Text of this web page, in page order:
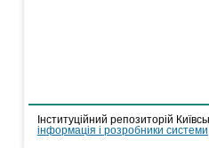
Інституційний репозиторій
інформація і розробники системи